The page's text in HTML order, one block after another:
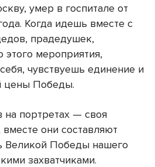
умер в госпитале от
Когда идешь вместе с
прадедушек,
мероприятия,
чувствуешь единение и
цены Победы.
на портретах — своя
они составляют
Великой Победы нашего
захватчиками.